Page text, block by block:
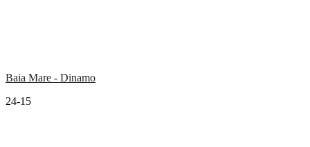
Baia Mare - Dinamo
24-15